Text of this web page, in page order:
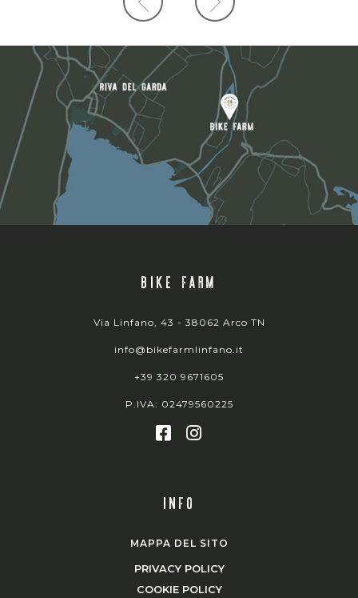
BIKE FARM
Via Linfano, 43 - 38062 Arco TN
info@bikefarmlinfano.it
+39 320 9671605
P.IVA: 02479560225
INFO
MAPPA DEL SITO
PRIVACY POLICY
COOKIE POLICY